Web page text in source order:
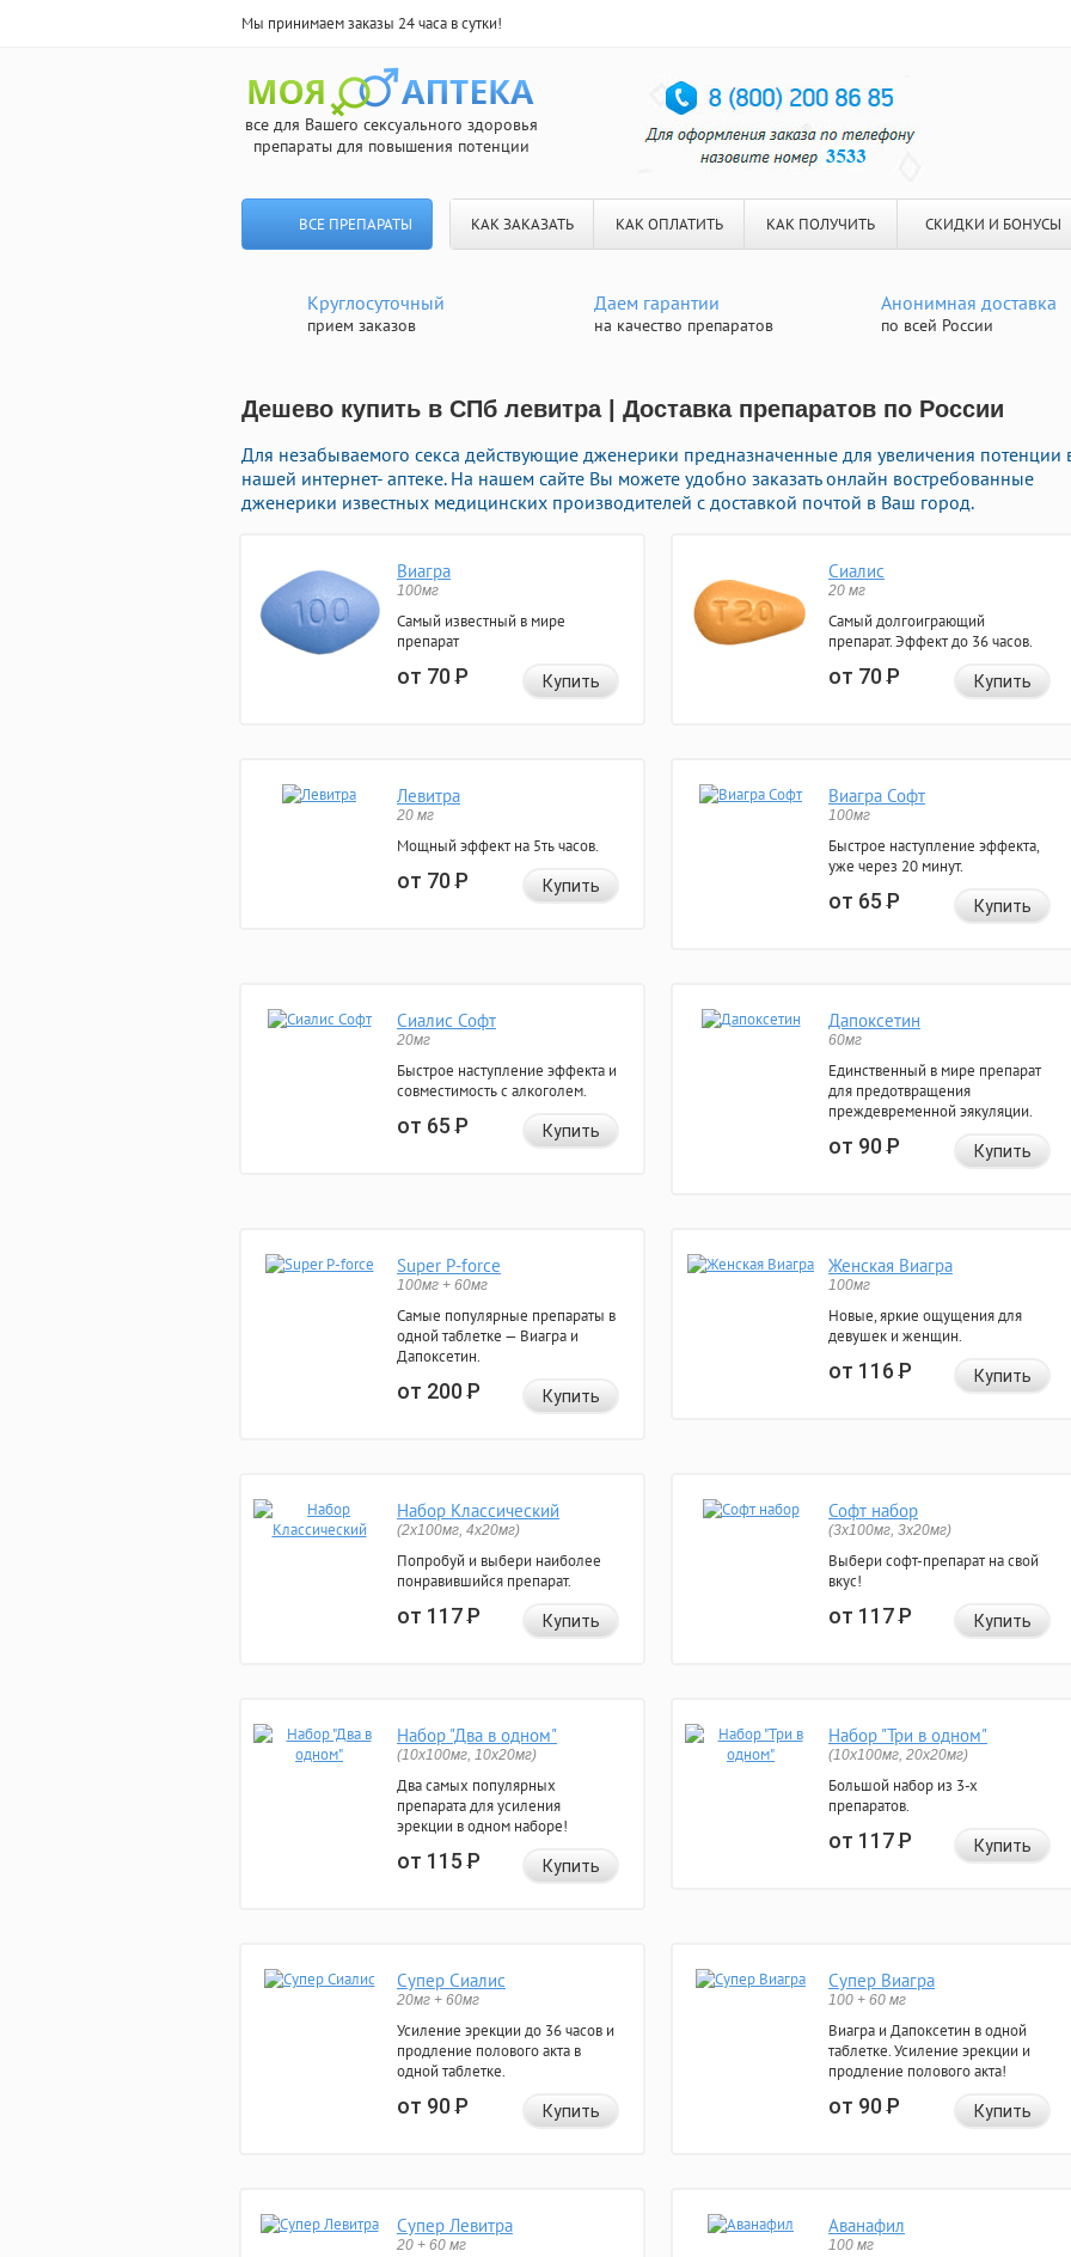
Мы принимаем заказы 24 часа в сутки!
все для Вашего сексуального здоровья
препараты для повышения потенции
ВСЕ ПРЕПАРАТЫ КАК ЗАКАЗАТЬ КАК ОПЛАТИТЬ КАК ПОЛУЧИТЬ СКИДКИ И БОНУСЫ
Круглосуточный
прием заказов
Даем гарантии
на качество препаратов
Анонимная доставка
по всей России
Дешево купить в СПб левитра | Доставка препаратов по России
Для незабываемого секса действующие дженерики предназначенные для увеличения потенции
нашей интернет- аптеке. На нашем сайте Вы можете удобно заказать онлайн востребованные
дженерики известных медицинских производителей с доставкой почтой в Ваш город.
Виагра
100мг
Самый известный в мире
препарат
от 70Р Купить
Сиалис
20 мг
Самый долгоиграющий
препарат. Эффект до 36 часов.
от 70Р Купить
Левитра
20 мг
Мощный эффект на 5ть часов.
от 70Р Купить
Виагра Софт
100мг
Быстрое наступление эффекта,
уже через 20 минут.
от 65Р Купить
Сиалис Софт
20мг
Быстрое наступление эффекта и
совместимость с алкоголем.
от 65Р Купить
Дапоксетин
60мг
Единственный в мире препарат
для предотвращения
преждевременной эякуляции.
от 90Р Купить
Super P-force
100мг + 60мг
Самые популярные препараты в
одной таблетке — Виагра и
Дапоксетин.
от 200Р Купить
Женская Виагра
100мг
Новые, яркие ощущения для
девушек и женщин.
от 116Р Купить
Набор Классический
(2x100мг, 4x20мг)
Попробуй и выбери наиболее
понравившийся препарат.
от 117Р Купить
Софт набор
(3x100мг, 3x20мг)
Выбери софт-препарат на свой
вкус!
от 117Р Купить
Набор "Два в одном"
(10x100мг, 10x20мг)
Два самых популярных
препарата для усиления
эрекции в одном наборе!
от 115Р Купить
Набор "Три в одном"
(10x100мг, 20x20мг)
Большой набор из 3-х
препаратов.
от 117Р Купить
Супер Сиалис
20мг + 60мг
Усиление эрекции до 36 часов и
продление полового акта в
одной таблетке.
от 90Р Купить
Супер Виагра
100 + 60 мг
Виагра и Дапоксетин в одной
таблетке. Усиление эрекции и
продление полового акта!
от 90Р Купить
Супер Левитра
20 + 60 мг
Аванафил
100 мг